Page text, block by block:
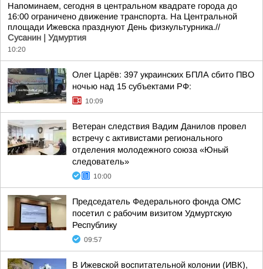
Напоминаем, сегодня в центральном квадрате города до
16:00 ограничено движение транспорта. На Центральной
площади Ижевска празднуют День физкультурника.//
Сусанин | Удмуртия
10:20
Олег Царёв: 397 украинских БПЛА сбито ПВО
ночью над 15 субъектами РФ:
10:09
Ветеран следствия Вадим Данилов провел
встречу с активистами регионального
отделения молодежного союза «Юный
следователь»
10:00
Председатель Федерального фонда ОМС
посетил с рабочим визитом Удмуртскую
Республику
09:57
В Ижевской воспитательной колонии (ИВК),